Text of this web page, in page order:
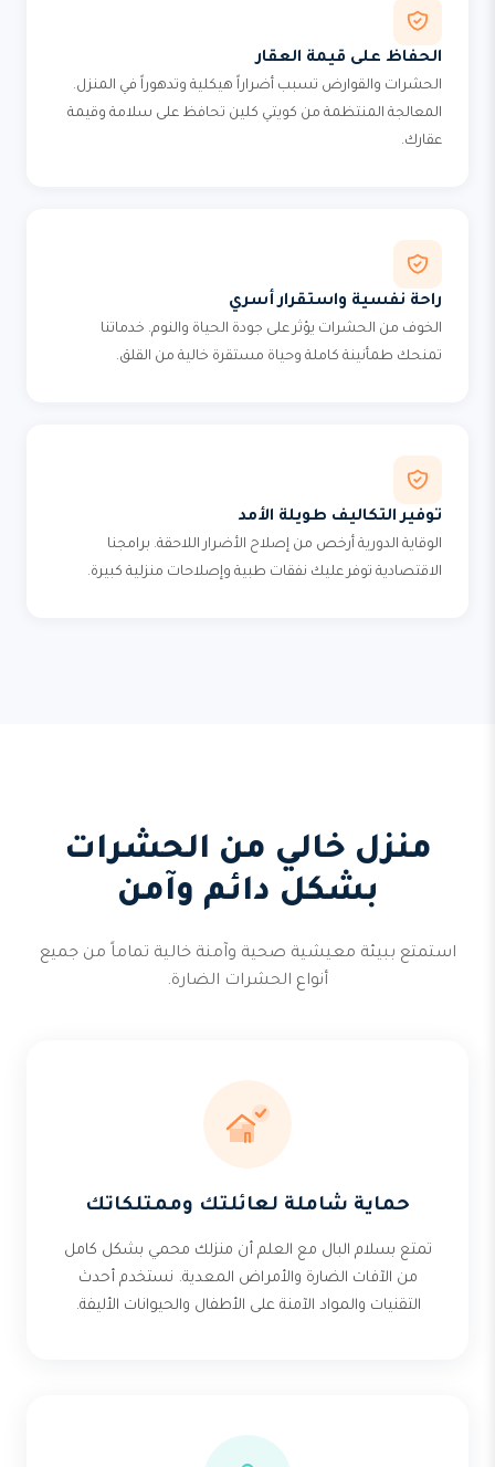
الحفاظ على قيمة العقار
الحشرات والقوارض تسبب أضراراً هيكلية وتدهوراً في المنزل.
المعالجة المنتظمة من كويتي كلين تحافظ على سلامة وقيمة
عقارك.
راحة نفسية واستقرار أسري
الخوف من الحشرات يؤثر على جودة الحياة والنوم. خدماتنا
تمنحك طمأنينة كاملة وحياة مستقرة خالية من القلق.
توفير التكاليف طويلة الأمد
الوقاية الدورية أرخص من إصلاح الأضرار اللاحقة. برامجنا
الاقتصادية توفر عليك نفقات طبية وإصلاحات منزلية كبيرة.
منزل خالي من الحشرات
بشكل دائم وآمن
استمتع ببيئة معيشية صحية وآمنة خالية تماماً من جميع
أنواع الحشرات الضارة.
حماية شاملة لعائلتك وممتلكاتك
تمتع بسلام البال مع العلم أن منزلك محمي بشكل كامل
من الآفات الضارة والأمراض المعدية. نستخدم أحدث
التقنيات والمواد الآمنة على الأطفال والحيوانات الأليفة.